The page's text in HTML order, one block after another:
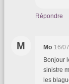
Répondre
M Mo 16/
Bonjour
sinistre
les